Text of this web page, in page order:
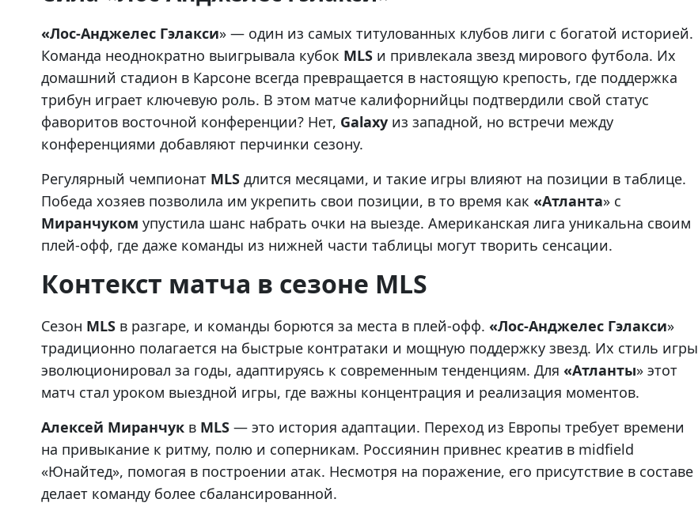
«Лос-Анджелес Гэлакси» — один из самых титулованных клубов лиги с богатой историей.
Команда неоднократно выигрывала кубок MLS и привлекала звезд мирового футбола. Их
домашний стадион в Карсоне всегда превращается в настоящую крепость, где поддержка
трибун играет ключевую роль. В этом матче калифорнийцы подтвердили свой статус
фаворитов восточной конференции? Нет, Galaxy из западной, но встречи между
конференциями добавляют перчинки сезону.
Регулярный чемпионат MLS длится месяцами, и такие игры влияют на позиции в таблице.
Победа хозяев позволила им укрепить свои позиции, в то время как «Атланта» с
Миранчуком упустила шанс набрать очки на выезде. Американская лига уникальна своим
плей-офф, где даже команды из нижней части таблицы могут творить сенсации.
Контекст матча в сезоне MLS
Сезон MLS в разгаре, и команды борются за места в плей-офф. «Лос-Анджелес Гэлакси»
традиционно полагается на быстрые контратаки и мощную поддержку звезд. Их стиль игры
эволюционировал за годы, адаптируясь к современным тенденциям. Для «Атланты» этот
матч стал уроком выездной игры, где важны концентрация и реализация моментов.
Алексей Миранчук в MLS — это история адаптации. Переход из Европы требует времени
на привыкание к ритму, полю и соперникам. Россиянин привнес креатив в midfield
«Юнайтед», помогая в построении атак. Несмотря на поражение, его присутствие в составе
делает команду более сбалансированной.